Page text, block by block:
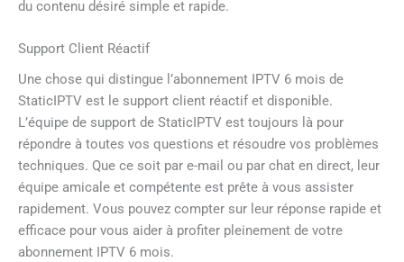
du contenu désiré simple et rapide.
Support Client Réactif
Une chose qui distingue l’abonnement IPTV 6 mois de
StaticIPTV est le support client réactif et disponible.
L’équipe de support de StaticIPTV est toujours là pour
répondre à toutes vos questions et résoudre vos problèmes
techniques. Que ce soit par e-mail ou par chat en direct, leur
équipe amicale et compétente est prête à vous assister
rapidement. Vous pouvez compter sur leur réponse rapide et
efficace pour vous aider à profiter pleinement de votre
abonnement IPTV 6 mois.